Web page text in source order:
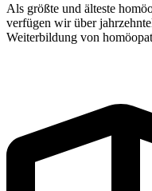
Als größte und älteste
verfügen wir über
Weiterbildung von